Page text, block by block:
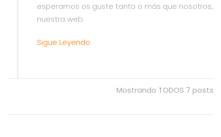
esperamos os guste tanto o más que nosotros,
nuestra web.
Sigue Leyendo
Mostrando TODOS 7 posts